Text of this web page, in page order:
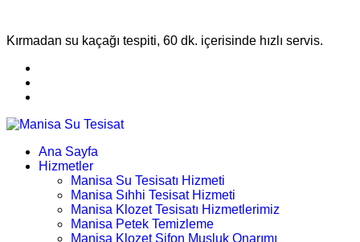
Kırmadan su kaçağı tespiti, 60 dk. içerisinde hızlı servis.
Ana Sayfa
Hizmetler
Manisa Su Tesisatı Hizmeti
Manisa Sıhhi Tesisat Hizmeti
Manisa Klozet Tesisatı Hizmetlerimiz
Manisa Petek Temizleme
Manisa Klozet Sifon Musluk Onarımı